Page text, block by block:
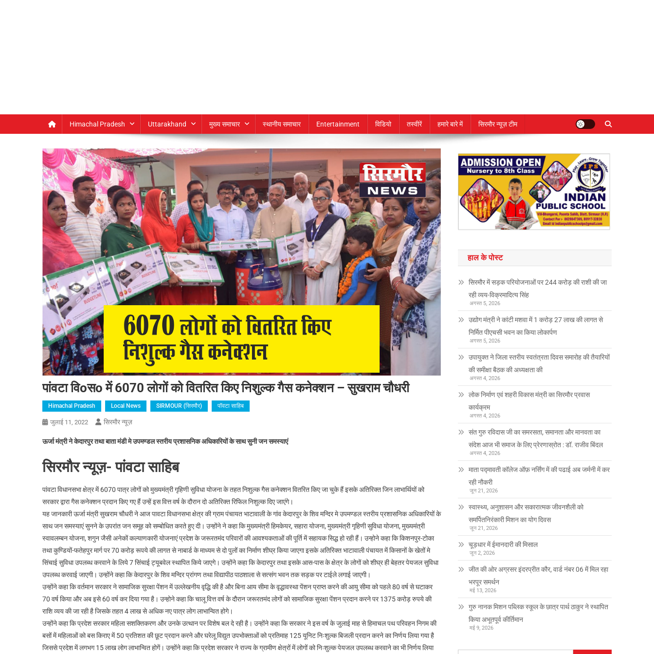
Himachal Pradesh Uttarakhand मुख्य समाचार स्थानीय समाचार Entertainment विडियो तस्वीरें हमारे बारे में सिरमौर न्यूज़ टीम
पांवटा विoसo में 6070 लोगों को वितरित किए निशुल्क गैस कनेक्शन – सुखराम चौधरी
Himachal Pradesh Local News SIRMOUR (सिरमौर) पॉवटा साहिब
जुलाई 11, 2022 सिरमौर न्यूज़
ऊर्जा मंत्री ने केदारपुर तथा बाता मंडी मे उपमण्डल स्तरीय प्रशासनिक अधिकारियों के साथ सुनी जन समस्याएं
सिरमौर न्यूज़- पांवटा साहिब
पांवटा विधानसभा क्षेत्र में 6070 पात्र लोगों को मुख्यमंत्री गृहिणी सुविधा योजना के तहत निशुल्क गैस कनेक्शन वितरित किए जा चुके हैं इसके अतिरिक्त जिन लाभार्थियों को
सरकार द्वारा गैस कनेक्शन प्रदान किए गए हैं उन्हें इस वित्त वर्ष के दौरान दो अतिरिक्त रिफिल निशुल्क दिए जाएंगे।
यह जानकारी ऊर्जा मंत्री सुखराम चौधरी ने आज पावटा विधानसभा क्षेत्र की ग्राम पंचायत भाटावाली के गांव केदारपुर के शिव मन्दिर मे उपमण्डल स्तरीय प्रशासनिक अधिकारियों के
साथ जन समस्याएं सुनने के उपरांत जन समूह को सम्बोधित करते हुए दी। उन्होंने ने कहा कि मुख्यमंत्री हिमकेयर, सहारा योजना, मुख्यमंत्री गृहिणी सुविधा योजना, मुख्यमंत्री
स्वावलम्बन योजना, शगुन जैसी अनेकों कल्याणकारी योजनाएं प्रदेश के जरूरतमंद परिवारों की आवश्यकताओं की पूर्ति में सहायक सिद्ध हो रही हैं। उन्होने कहा कि किशनपुर-टोका
तथा कुण्डियों-फतेहपुर मार्ग पर 70 करोड़ रूपये की लागत से नाबार्ड के माध्यम से दो पुलों का निर्माण शीघ्र किया जाएगा इसके अतिरिक्त भाटावाली पंचायत में किसानों के खेतों मे
सिंचाई सुविधा उपलब्ध करवाने के लिये 7 सिंचाई ट्यूबवेल स्थापित किये जाएगे। उन्होंने कहा कि केदारपुर तथा इसके आस-पास के क्षेत्र के लोगों को शीघ्र ही बेहतर पेयजल सुविधा
उपलब्ध करवाई जाएगी। उन्होंने कहा कि केदारपुर के शिव मन्दिर प्रांगण तथा विद्यापीठ पाठशाला से सत्संग भवन तक सड़क पर टाईले लगाई जाएगी।
उन्होंने कहा कि वर्तमान सरकार ने सामाजिक सुरक्षा पेंशन में उल्लेखनीय वृद्धि की है और बिना आय सीमा के वृद्धावस्था पेंशन प्राप्त करने की आयु सीमा को पहले 80 वर्ष से घटाकर
70 वर्ष किया और अब इसे 60 वर्ष कर दिया गया है। उन्होने कहा कि चालू वित्त वर्ष के दौरान जरूरतमंद लोगों को सामाजिक सुरक्षा पेंशन प्रदान करने पर 1375 करोड़ रुपये की
राशि व्यय की जा रही है जिसके तहत 4 लाख से अधिक नए पात्र लोग लाभान्वित होगे।
उन्होंने कहा कि प्रदेश सरकार महिला सशक्तिकरण और उनके उत्थान पर विशेष बल दे रही है। उन्होंने कहा कि सरकार ने इस वर्ष के जुलाई माह से हिमाचल पथ परिवहन निगम की
बसों में महिलाओं को बस किराए में 50 प्रतिशत की छूट प्रदान करने और घरेलू विद्युत उपभोक्ताओं को प्रतिमाह 125 यूनिट निःशुल्क बिजली प्रदान करने का निर्णय लिया गया है
जिससे प्रदेश में लगभग 15 लाख लोग लाभान्वित होगें। उन्होंने कहा कि प्रदेश सरकार ने राज्य के ग्रामीण क्षेत्रों में लोगों को निःशुल्क पेयजल उपलब्ध करवाने का भी निर्णय लिया
हाल के पोस्ट
सिरमौर में सड़क परियोजनाओं पर 244 करोड़ की राशी की जा
रही व्यय-विक्रमादित्य सिंह
अगस्त 5, 2026
उद्योग मंत्री ने कांटी मशवा में 1 करोड़ 27 लाख की लागत से
निर्मित पीएचसी भवन का किया लोकार्पण
अगस्त 5, 2026
उपायुक्त ने जिला स्तरीय स्वतंत्रता दिवस समारोह की तैयारियों
की समीक्षा बैठक की अध्यक्षता की
अगस्त 4, 2026
लोक निर्माण एवं शहरी विकास मंत्री का सिरमौर प्रवास
कार्यक्रम
अगस्त 4, 2026
संत गुरु रविदास जी का समरसता, समानता और मानवता का
संदेश आज भी समाज के लिए प्रेरणास्रोत : डॉ. राजीव बिंदल
अगस्त 4, 2026
माता पद्मावती कॉलेज ऑफ़ नर्सिंग में की पढाई अब जर्मनी में कर
रही नौकरी
जून 21, 2026
स्वास्थ्य, अनुशासन और सकारात्मक जीवनशैली को
समर्पितनिरंकारी मिशन का योग दिवस
जून 21, 2026
चूड़धार में ईमानदारी की मिसाल
जून 2, 2026
जीत की ओर अग्रसर इंदरप्रीत कौर, वार्ड नंबर 06 में मिल रहा
भरपूर समर्थन
मई 13, 2026
गुरु नानक मिशन पब्लिक स्कूल के छात्र पार्थ ठाकुर ने स्थापित
किया अभूतपूर्व कीर्तिमान
मई 9, 2026